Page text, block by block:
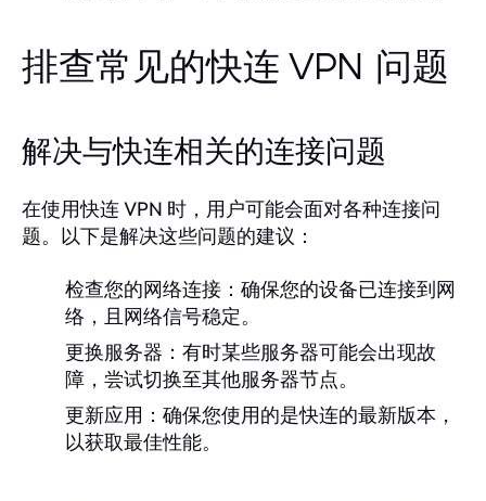
排查常见的快连 VPN 问题
解决与快连相关的连接问题
在使用快连 VPN 时，用户可能会面对各种连接问
题。以下是解决这些问题的建议：
检查您的网络连接：确保您的设备已连接到网
络，且网络信号稳定。
更换服务器：有时某些服务器可能会出现故
障，尝试切换至其他服务器节点。
更新应用：确保您使用的是快连的最新版本，
以获取最佳性能。